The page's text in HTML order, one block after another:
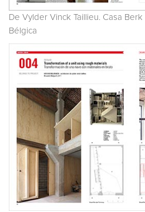
De Vylder Vinck Taillieu. Casa
Bélgica